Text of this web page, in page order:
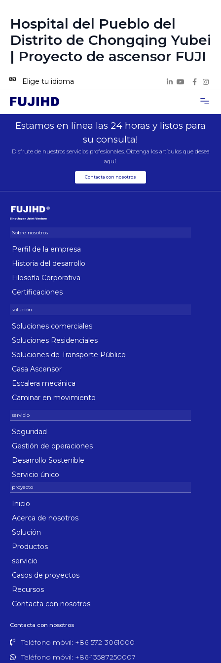
Hospital del Pueblo del
Distrito de Chongqing Yubei
| Proyecto de ascensor FUJI
Elige tu idioma
Estamos en línea las 24 horas y listos para
su consulta!
Disfrute de nuestros servicios profesionales. Obtenga los artículos que desea
aquí.
Contacta con nosotros
Perfil de la empresa
Historia del desarrollo
Filosofía Corporativa
Certificaciones
Soluciones comerciales
Soluciones Residenciales
Soluciones de Transporte Público
Casa Ascensor
Escalera mecánica
Caminar en movimiento
Seguridad
Gestión de operaciones
Desarrollo Sostenible
Servicio único
Inicio
Acerca de nosotros
Solución
Productos
servicio
Casos de proyectos
Recursos
Contacta con nosotros
Contacta con nosotros
Teléfono móvil: +86-572-3061000
Teléfono móvil: +86-13587250007